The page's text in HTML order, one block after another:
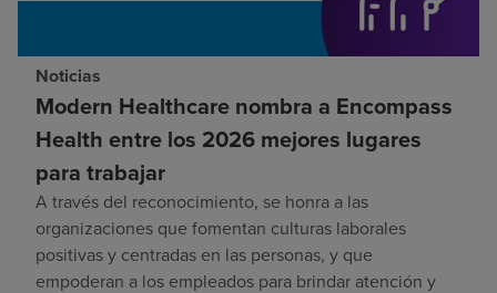
Noticias
Modern Healthcare nombra a Encompass
Health entre los 2026 mejores lugares
para trabajar
A través del reconocimiento, se honra a las
organizaciones que fomentan culturas laborales
positivas y centradas en las personas, y que
empoderan a los empleados para brindar atención y